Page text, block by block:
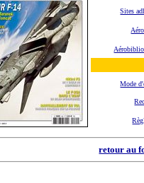
Sites
Mode
retour au